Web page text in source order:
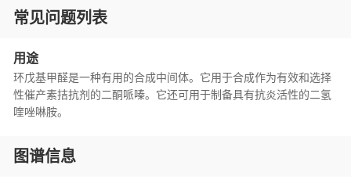
常见问题列表
用途
环戊基甲醛是一种有用的合成中间体。它用于合成作为有效和选择
性催产素拮抗剂的二酮哌嗪。它还可用于制备具有抗炎活性的二氢
喹唑啉胺。
图谱信息